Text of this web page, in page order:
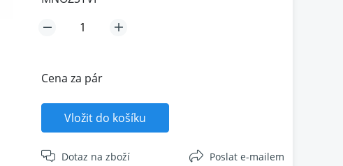
Cena za pár
Vložit do košíku
Dotaz na zboží Poslat e-mailem